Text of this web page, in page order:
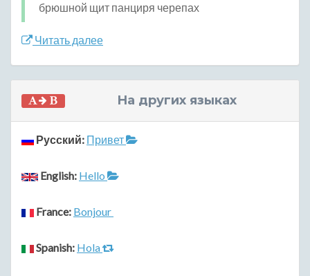
брюшной щит панциря черепах
Читать далее
На других языках
Русский: Привет
English: Hello
France: Bonjour
Spanish: Hola